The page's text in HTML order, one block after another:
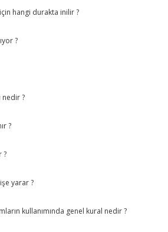
hangi durakta inilir ?
?
nedir ?
?
?
yarar ?
kullanımında genel kural nedir ?